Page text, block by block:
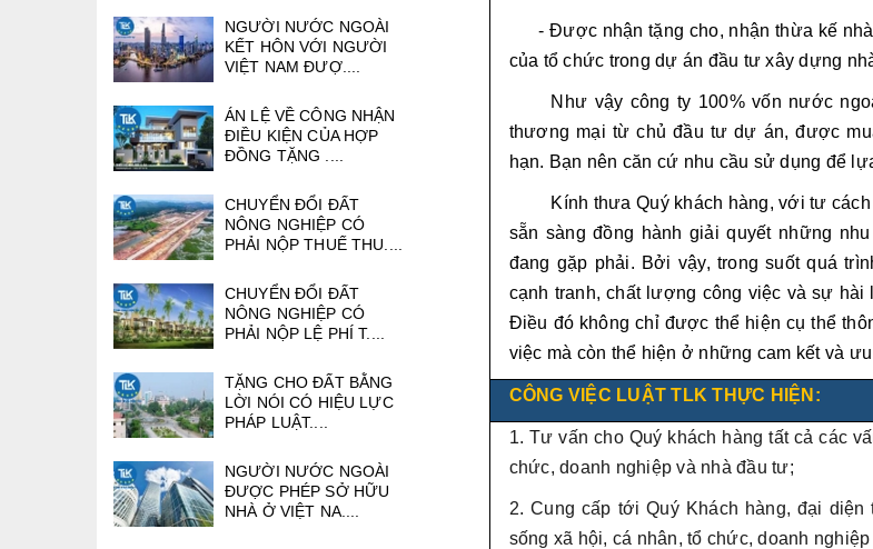
- Được nhận tặng cho, nhận thừa kế
của tổ chức trong dự án đầu tư xây dựng
Như vậy công ty 100% vốn nước
thương mại từ chủ đầu tư dự án, được
hạn. Bạn nên căn cứ nhu cầu sử dụng để
Kính thưa Quý khách hàng, với tư
sẵn sàng đồng hành giải quyết những
đang gặp phải. Bởi vậy, trong suốt quá
cạnh tranh, chất lượng công việc và sự hài
Điều đó không chỉ được thể hiện cụ thể
việc mà còn thể hiện ở những cam kết và
CÔNG VIỆC LUẬT TLK THỰC HIỆN:
1. Tư vấn cho Quý khách hàng tất cả các
chức, doanh nghiệp và nhà đầu tư;
2. Cung cấp tới Quý Khách hàng, đại
sống xã hội, cá nhân, tổ chức, doanh
NGƯỜI NƯỚC NGOÀI
KẾT HÔN VỚI NGƯỜI
VIỆT NAM ĐƯỢ....
ÁN LỆ VỀ CÔNG NHẬN
ĐIỀU KIỆN CỦA HỢP
ĐỒNG TẶNG ....
CHUYỂN ĐỔI ĐẤT
NÔNG NGHIỆP CÓ
PHẢI NỘP THUẾ THU....
CHUYỂN ĐỔI ĐẤT
NÔNG NGHIỆP CÓ
PHẢI NỘP LỆ PHÍ T....
TẶNG CHO ĐẤT BẰNG
LỜI NÓI CÓ HIỆU LỰC
PHÁP LUẬT....
NGƯỜI NƯỚC NGOÀI
ĐƯỢC PHÉP SỞ HỮU
NHÀ Ở VIỆT NA....